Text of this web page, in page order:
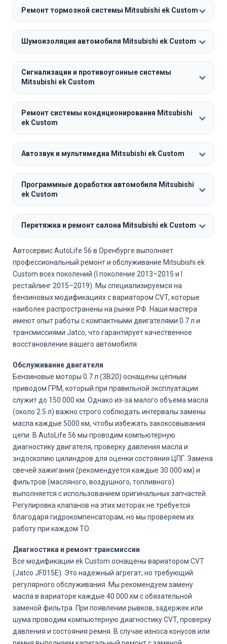
Ремонт тормозной системы Mitsubishi ek Custom
Шумоизоляция автомобиля Mitsubishi ek Custom
Сигнализации и противоугонные системы
Mitsubishi ek Custom
Ремонт системы кондиционирования Mitsubishi
ek Custom
Автозвук и мультимедиа Mitsubishi ek Custom
Программные доработки автомобиля Mitsubishi
ek Custom
Перетяжка и ремонт салона Mitsubishi ek Custom
Автосервис AutoLife 56 в Оренбурге выполняет
профессиональный ремонт и обслуживание Mitsubishi ek
Custom всех поколений (I поколение 2013–2015 и I
рестайлинг 2015–2019). Мы специализируемся на
бензиновых модификациях с вариатором CVT, которые
наиболее распространены на рынке РФ. Наши мастера
имеют опыт работы с компактными двигателями 0.7 л и
трансмиссиями Jatco, что гарантирует качественное
восстановление вашего автомобиля.
Обслуживание двигателя
Бензиновые моторы 0.7 л (3B20) оснащены цепным
приводом ГРМ, который при правильной эксплуатации
служит до 150 000 км. Однако из-за малого объема масла
(около 2.5 л) важно строго соблюдать интервалы замены
масла каждые 5000 км, чтобы избежать закоксовывания
цепи. В AutoLife 56 мы проводим компьютерную
диагностику двигателя, проверку давления масла и
эндоскопию цилиндров для оценки состояния ЦПГ. Замена
свечей зажигания (рекомендуется каждые 30 000 км) и
фильтров (масляного, воздушного, топливного)
выполняется с использованием оригинальных запчастей.
Регулировка клапанов на этих моторах не требуется
благодаря гидрокомпенсаторам, но мы проверяем их
работу при каждом ТО.
Диагностика и ремонт трансмиссии
Все модификации ek Custom оснащены вариатором CVT
(Jatco JF015E). Это надежный агрегат, но требующий
регулярного обслуживания. Мы рекомендуем замену
масла в вариаторе каждые 40 000 км с обязательной
заменой фильтра. При появлении рывков, задержек или
шума проводим компьютерную диагностику CVT, проверку
давления и состояния ремня. В случае износа конусов или